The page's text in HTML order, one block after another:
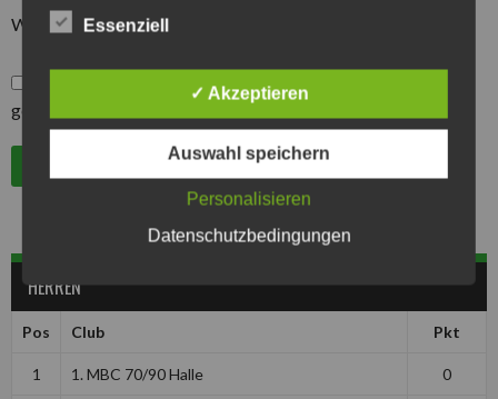
Website
Hiermit bestätige ich, die Datenschutzbestimmungen
gelesen und akzeptiert zu haben.
HERREN
Pos Club Pkt
1 1. MBC 70/90 Halle 0
Essenziell
✓ Akzeptieren
Auswahl speichern
Personalisieren
Datenschutzbedingungen